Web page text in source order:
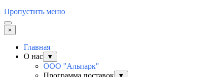
Пропустить меню
×
Главная
О нас
▼
ООО "Альпарк"